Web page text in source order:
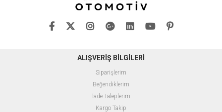
ALIŞVERİŞ BİLGİLERİ
Siparişlerim
Beğendiklerim
İade Taleplerim
Kargo Takip